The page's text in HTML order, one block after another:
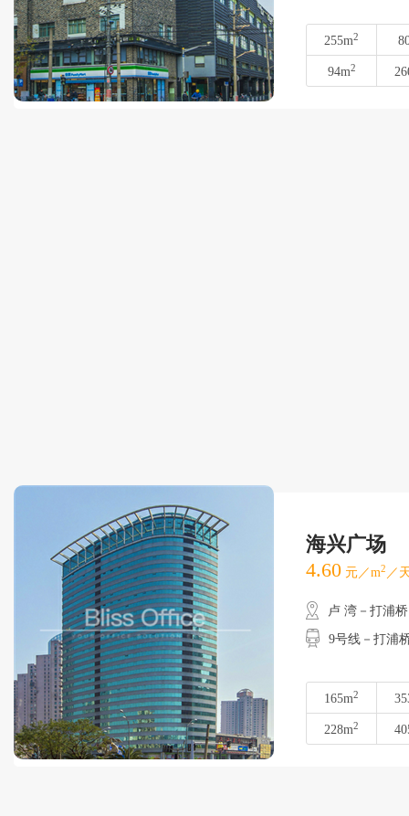
255m2
94m2
海兴广场
4.60 元／m2 ／
卢 湾－打浦桥
9号线－打浦
165m2
228m2